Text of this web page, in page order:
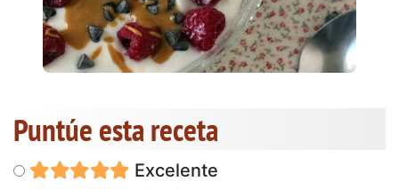
Puntúe esta receta
Excelente